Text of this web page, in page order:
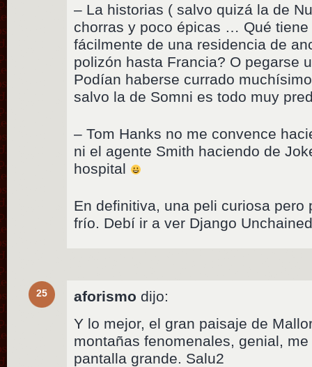
– La historias ( salvo quizá la de
chorras y poco épicas … Qué
fácilmente de una residencia de
polizón hasta Francia? O pegarse
Podían haberse currado
salvo la de Somni es todo muy
– Tom Hanks no me convence
ni el agente Smith haciendo de
hospital
En definitiva, una peli curiosa pero
frío. Debí ir a ver Django
25 aforismo dijo:
Y lo mejor, el gran paisaje de
montañas fenomenales, genial,
pantalla grande. Salu2